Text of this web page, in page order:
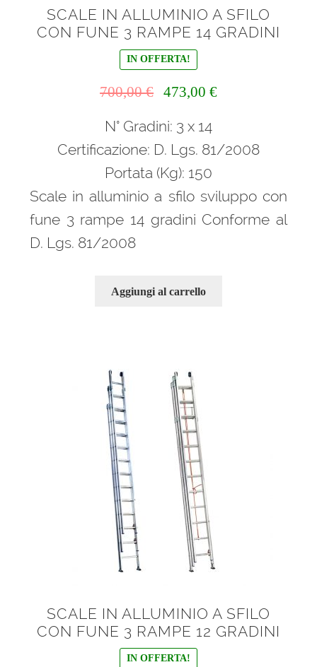
SCALE IN ALLUMINIO A SFILO
CON FUNE 3 RAMPE 14 GRADINI
IN OFFERTA!
700,00€
originale
700,00 €.
473,00 €Il
473,00 €.
N° Gradini: 3 x 14
Certificazione: D. Lgs. 81/2008
Portata (Kg): 150
Scale in alluminio a sfilo sviluppo con
fune 3 rampe 14 gradini Conforme al
D. Lgs. 81/2008
Aggiungi al carrello
SCALE IN ALLUMINIO A SFILO
CON FUNE 3 RAMPE 12 GRADINI
IN OFFERTA!